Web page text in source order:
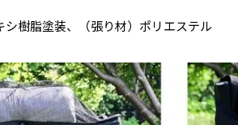
樹脂塗装、（張り材）ポリエステル